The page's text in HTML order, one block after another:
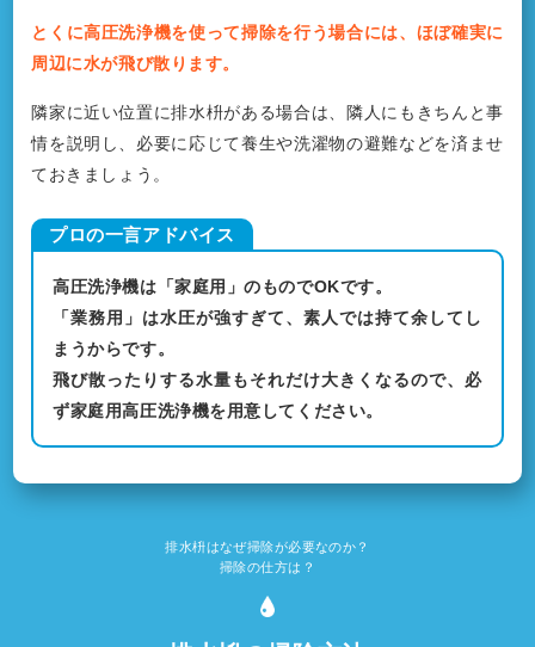
とくに高圧洗浄機を使って掃除を行う場合には、ほぼ確実に
周辺に水が飛び散ります。
隣家に近い位置に排水枡がある場合は、隣人にもきちんと事
情を説明し、必要に応じて養生や洗濯物の避難などを済ませ
ておきましょう。
高圧洗浄機は「家庭用」のものでOKです。
「業務用」は水圧が強すぎて、素人では持て余してし
まうからです。
飛び散ったりする水量もそれだけ大きくなるので、必
ず家庭用高圧洗浄機を用意してください。
排水枡はなぜ掃除が必要なのか？
掃除の仕方は？